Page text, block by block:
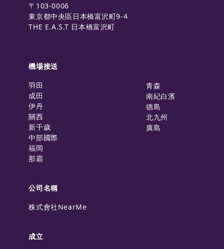
〒103-0006
東京都中央區日本橋富沢町9-4
THE E.A.S.T 日本橋富沢町
機場接送
羽田
成田
伊丹
關西
新千歲
中部國際
福岡
那霸
公司名稱
株式會社NearMe
成立
青森
南紀白濱
德島
北九州
廣島